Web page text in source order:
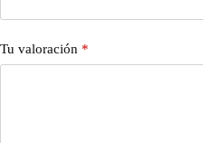
Tu valoración *